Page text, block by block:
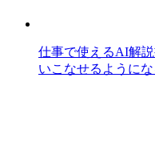
仕事で使えるAI解説
いこなせるようにな